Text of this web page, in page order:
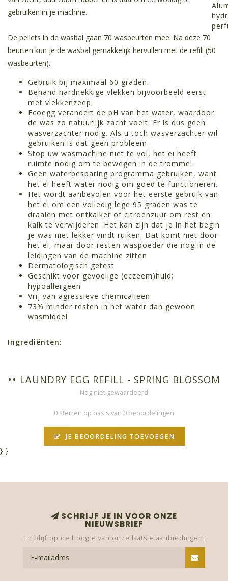
gebruiken in je machine.
De pellets in de wasbal gaan 70 wasbeurten mee. Na deze 70
beurten kun je de wasbal gemakkelijk hervullen met de refill (50
wasbeurten).
Gebruik bij maximaal 60 graden.
Behand hardnekkige vlekken bijvoorbeeld eerst
met vlekkenzeep.
Ecoegg verandert de pH van het water, waardoor
de was zo natuurlijk zacht voelt. Er is dus geen
wasverzachter nodig. Als u toch wasverzachter wil
gebruiken is dat geen probleem..
Stop uw wasmachine niet te vol, het ei heeft
ruimte nodig om te bewegen in de trommel.
Geen waterbesparing programma gebruiken, want
het ei heeft water nodig om goed te functioneren.
Het wordt aanbevolen voor het eerste gebruik van
het ei om een ​​volledig lege 95 graden was te
draaien met ontkalker of citroenzuur om rest en
kalk te verwijderen. Het kan zijn dat je in het begin
je was niet lekker vindt ruiken. Dat komt niet door
het ei, maar door resten waspoeder die nog in de
leidingen van de machine zitten
Dermatologisch getest
Geschikt voor gevoelige (eczeem)huid;
hypoallergeen
Vrij van agressieve chemicalieën
73% minder resten in het water dan gewoon
wasmiddel
Ingrediënten:
•• LAUNDRY EGG REFILL - SPRING BLOSSOM
Nog niet gewaardeerd
0 sterren op basis van 0 beoordelingen
JE BEOORDELING TOEVOEGEN
} }
SCHRIJF JE IN VOOR ONZE
NIEUWSBRIEF
En blijf op de hoogte van onze laatste aanbiedingen!